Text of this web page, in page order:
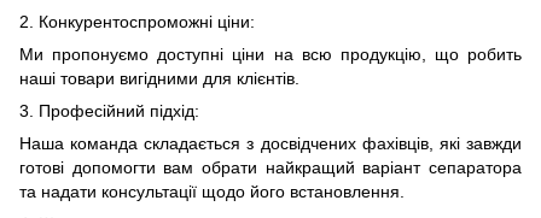
2. Конкурентоспроможні ціни:
Ми пропонуємо доступні ціни на всю продукцію, що робить
наші товари вигідними для клієнтів.
3. Професійний підхід:
Наша команда складається з досвідчених фахівців, які завжди
готові допомогти вам обрати найкращий варіант сепаратора
та надати консультації щодо його встановлення.